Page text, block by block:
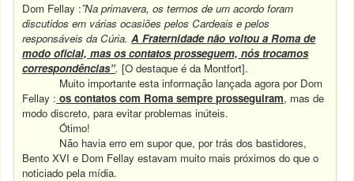
Dom Fellay :”Na primavera, os termos de um acordo foram
discutidos em várias ocasiões pelos Cardeais e pelos
responsáveis da Cúria.A Fraternidade não voltou a Roma de
modo oficial, mas os contatos prosseguem, nós trocamos
correspondências”. [O destaque é da Montfort].
Muito importante esta informação lançada agora por Dom
Fellay : os contatos com Roma sempre prosseguiram, mas de
modo discreto, para evitar problemas inúteis.
Ótimo!
Não havia erro em supor que, por trás dos bastidores,
Bento XVI e Dom Fellay estavam muito mais próximos do que o
noticiado pela mídia.